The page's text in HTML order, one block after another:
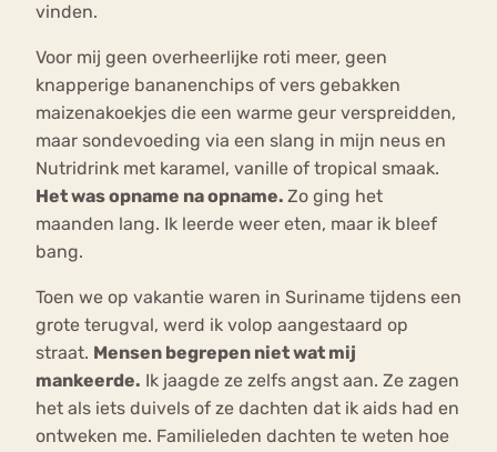
vinden.
Voor mij geen overheerlijke roti meer, geen
knapperige bananenchips of vers gebakken
maizenakoekjes die een warme geur verspreidden,
maar sondevoeding via een slang in mijn neus en
Nutridrink met karamel, vanille of tropical smaak.
Het was opname na opname. Zo ging het
maanden lang. Ik leerde weer eten, maar ik bleef
bang.
Toen we op vakantie waren in Suriname tijdens een
grote terugval, werd ik volop aangestaard op
straat. Mensen begrepen niet wat mij
mankeerde. Ik jaagde ze zelfs angst aan. Ze zagen
het als iets duivels of ze dachten dat ik aids had en
ontweken me. Familieleden dachten te weten hoe